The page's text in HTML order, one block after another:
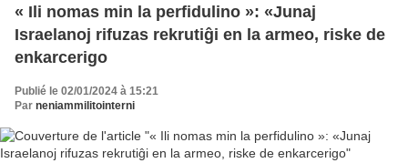
« Ili nomas min la perfidulino »: «Junaj
Israelanoj rifuzas rekrutiĝi en la armeo, riske de
enkarcerigo
Publié le 02/01/2024 à 15:21
Par neniammilitointerni